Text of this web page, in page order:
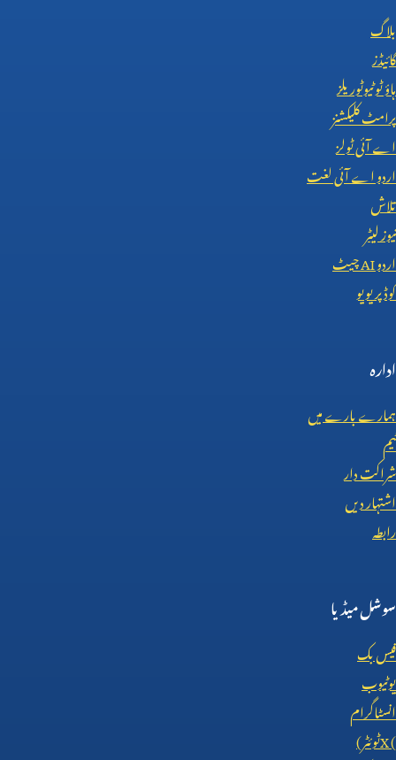
بلاگ
گائیڈز
ہاؤ ٹو ٹیوٹوریلز
پرامٹ کلیکشنز
اے آئی ٹولز
اردو اے آئی لغت
تلاش
نیوز لیٹر
اردوAIچیٹ
کوڈ پریویو
ادارہ
ہمارے بارے میں
ٹیم
شراکت دار
اشتہار دیں
رابطہ
سوشل میڈیا
فیس بک
یوٹیوب
انسٹاگرام
X (ٹوئٹر)